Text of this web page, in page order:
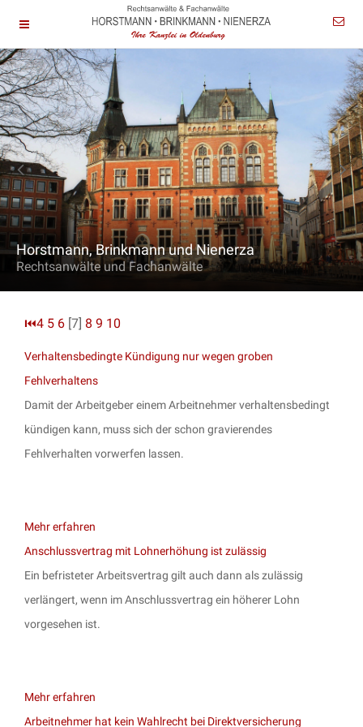
Horstmann, Brinkmann und Nienerza
Rechtsanwälte und Fachanwälte
⏮4 5 6 [7] 8 9 10
Verhaltensbedingte Kündigung nur wegen groben
Fehlverhaltens
Damit der Arbeitgeber einem Arbeitnehmer verhaltensbedingt
kündigen kann, muss sich der schon gravierendes
Fehlverhalten vorwerfen lassen.
Mehr erfahren
Anschlussvertrag mit Lohnerhöhung ist zulässig
Ein befristeter Arbeitsvertrag gilt auch dann als zulässig
verlängert, wenn im Anschlussvertrag ein höherer Lohn
vorgesehen ist.
Mehr erfahren
Arbeitnehmer hat kein Wahlrecht bei Direktversicherung